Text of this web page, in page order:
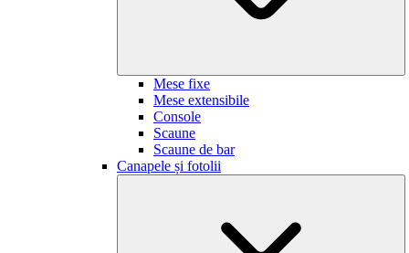
Mese fixe
Mese extensibile
Console
Scaune
Scaune de bar
Canapele și fotolii